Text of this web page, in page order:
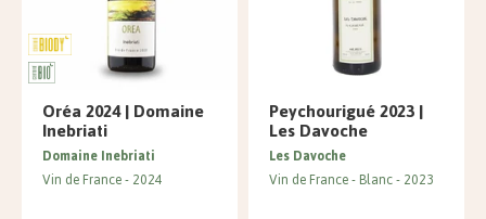
Oréa 2024 | Domaine
Inebriati
Domaine Inebriati
Vin de France 2024
Peychourigué 2023 |
Les Davoche
Les Davoche
Vin de France Blanc 2023